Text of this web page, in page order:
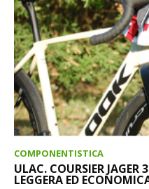
COMPONENTISTICA
ULAC. COURSIER
LEGGERA ED